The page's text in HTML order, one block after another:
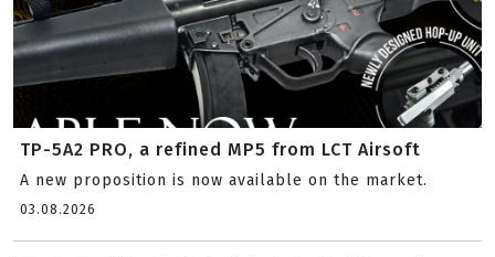
TP-5A2 PRO, a refined MP5 from LCT Airsoft
A new proposition is now available on the market.
03.08.2026